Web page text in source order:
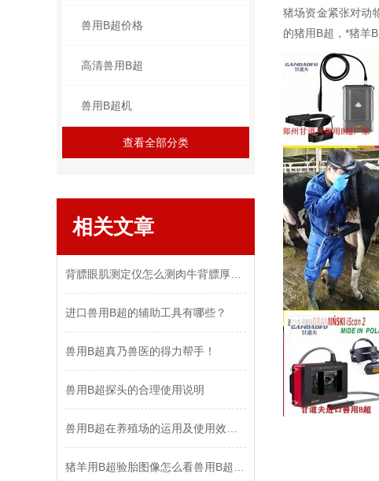
兽用B超价格
高清兽用B超
兽用B超机
查看全部分类
相关文章
进口兽用B超的辅助工具有哪些？
兽用B超真乃兽医的得力帮手！
兽用B超探头的合理使用说明
猪场资金紧张对动
的猪用B超，*猪羊